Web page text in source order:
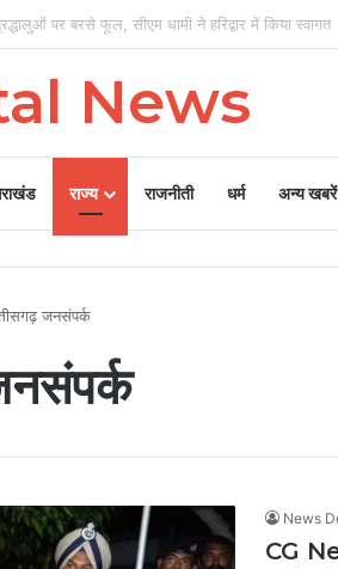
पर बरसे फूल, सीएम धामी ने हरिद्वार में किया स्वागत
News
राज्य राजनीती धर्म अन्य खबरें
जनसंपर्क
News
CG